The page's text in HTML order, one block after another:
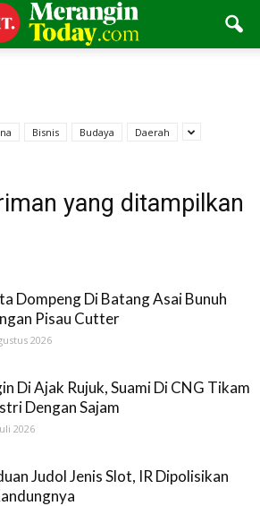
Bisnis Budaya Daerah
yang ditampilkan
Dompeng Di Batang Asai Bunuh
Pisau Cutter
2026
Di Ajak Rujuk, Suami Di CNG Tikam
Dengan Sajam
2026
Judol Jenis Slot, IR Dipolisikan